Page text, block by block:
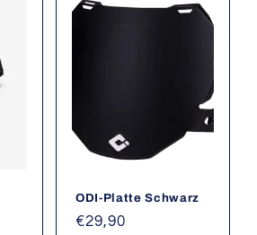
ODI-Platte Schwarz
Normaler
€29,90